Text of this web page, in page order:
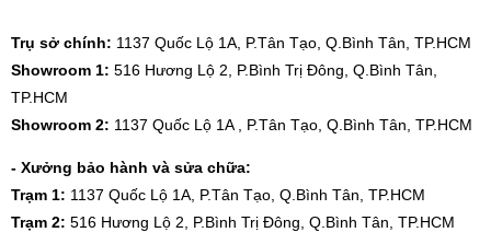
Trụ sở chính: 1137 Quốc Lộ 1A, P.Tân Tạo, Q.Bình Tân, TP.HCM
Showroom 1: 516 Hương Lộ 2, P.Bình Trị Đông, Q.Bình Tân,
TP.HCM
Showroom 2: 1137 Quốc Lộ 1A , P.Tân Tạo, Q.Bình Tân, TP.HCM
- Xưởng bảo hành và sửa chữa:
Trạm 1: 1137 Quốc Lộ 1A, P.Tân Tạo, Q.Bình Tân, TP.HCM
Trạm 2: 516 Hương Lộ 2, P.Bình Trị Đông, Q.Bình Tân, TP.HCM